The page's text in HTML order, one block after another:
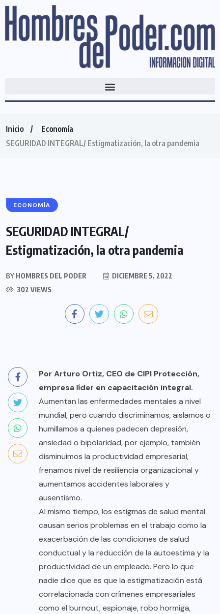
Inicio
Economía
SEGURIDAD INTEGRAL/ Estigmatización, la otra pandemia
ECONOMÍA
SEGURIDAD INTEGRAL/
Estigmatización, la otra pandemia
BY HOMBRES DEL PODER
DICIEMBRE 5, 2022
302 VIEWS
Por Arturo Ortiz, CEO de CIPI Protección,
empresa líder en capacitación integral.
Aumentan las enfermedades mentales a nivel
mundial, pero cuando discriminamos, aislamos o
humillamos a quienes padecen depresión,
ansiedad o bipolaridad, por ejemplo, también
disminuimos la productividad empresarial,
frenamos nivel de resiliencia organizacional y
aumentamos accidentes laborales y
ausentismo.
Al mismo tiempo, los estigmas de salud mental
causan serios problemas en el trabajo como la
exacerbación de las condiciones de salud
conductual y la reducción de la autoestima y la
productividad de un empleado. Pero lo que
nadie dice que es que la estigmatización está
correlacionada con crímenes empresariales
como el burnout, espionaje, robo hormiga,